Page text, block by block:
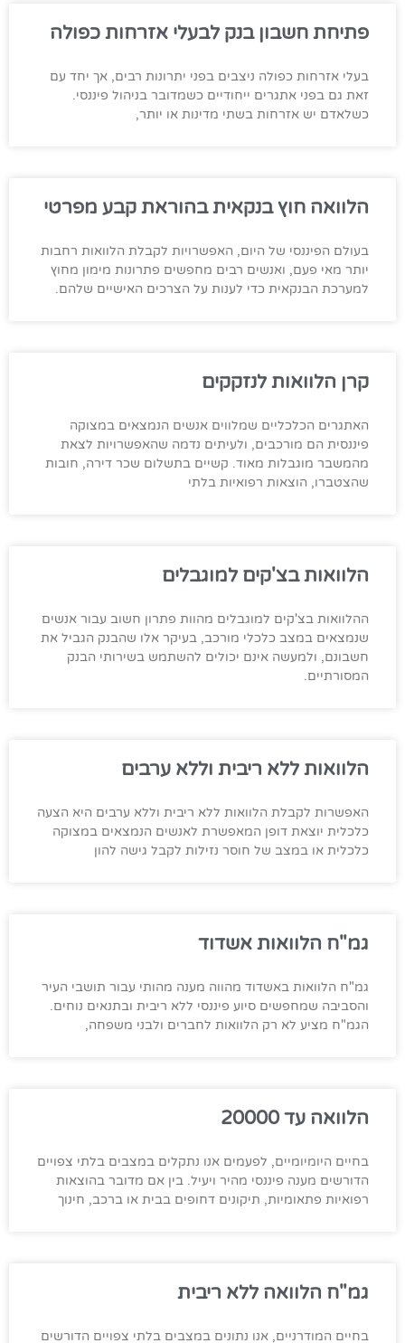
פתיחת חשבון בנק לבעלי אזרחות כפולה
בעלי אזרחות כפולה ניצבים בפני יתרונות רבים, אך יחד עם
זאת גם בפני אתגרים ייחודיים כשמדובר בניהול פיננסי.
כשלאדם יש אזרחות בשתי מדינות או יותר,
הלוואה חוץ בנקאית בהוראת קבע מפרטי
בעולם הפיננסי של היום, האפשרויות לקבלת הלוואות רחבות
יותר מאי פעם, ואנשים רבים מחפשים פתרונות מימון מחוץ
למערכת הבנקאית כדי לענות על הצרכים האישיים שלהם.
קרן הלוואות לנזקקים
האתגרים הכלכליים שמלווים אנשים הנמצאים במצוקה
פיננסית הם מורכבים, ולעיתים נדמה שהאפשרויות לצאת
מהמשבר מוגבלות מאוד. קשיים בתשלום שכר דירה, חובות
שהצטברו, הוצאות רפואיות בלתי
הלוואות בצ'קים למוגבלים
ההלוואות בצ'קים למוגבלים מהוות פתרון חשוב עבור אנשים
שנמצאים במצב כלכלי מורכב, בעיקר אלו שהבנק הגביל את
חשבונם, ולמעשה אינם יכולים להשתמש בשירותי הבנק
המסורתיים.
הלוואות ללא ריבית וללא ערבים
האפשרות לקבלת הלוואות ללא ריבית וללא ערבים היא הצעה
כלכלית יוצאת דופן המאפשרת לאנשים הנמצאים במצוקה
כלכלית או במצב של חוסר נזילות לקבל גישה להון
גמ"ח הלוואות אשדוד
גמ"ח הלוואות באשדוד מהווה מענה מהותי עבור תושבי העיר
והסביבה שמחפשים סיוע פיננסי ללא ריבית ובתנאים נוחים.
הגמ"ח מציע לא רק הלוואות לחברים ולבני משפחה,
הלוואה עד 20000
בחיים היומיומיים, לפעמים אנו נתקלים במצבים בלתי צפויים
הדורשים מענה פיננסי מהיר ויעיל. בין אם מדובר בהוצאות
רפואיות פתאומיות, תיקונים דחופים בבית או ברכב, חינוך
גמ"ח הלוואה ללא ריבית
בחיים המודרניים, אנו נתונים במצבים בלתי צפויים הדורשים